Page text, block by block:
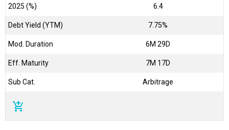
2025 (%) 6.4
Debt Yield (YTM) 7.75%
Mod. Duration 6M 29D
Eff. Maturity 7M 17D
Sub Cat. Arbitrage
add_shopping_cart